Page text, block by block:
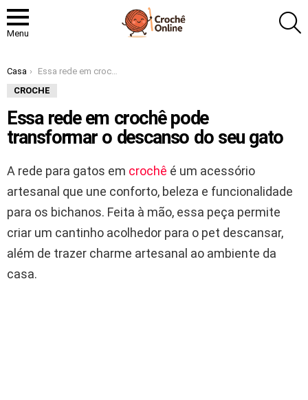
Menu
Você está aqui:
Casa
Essa rede em crochê pode transformar o descanso do seu gato
CROCHE
Essa rede em crochê pode
transformar o descanso do seu gato
A rede para gatos em crochê é um acessório
artesanal que une conforto, beleza e funcionalidade
para os bichanos. Feita à mão, essa peça permite
criar um cantinho acolhedor para o pet descansar,
além de trazer charme artesanal ao ambiente da
casa.